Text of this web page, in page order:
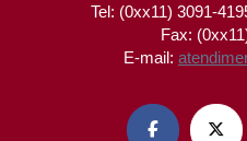
Tel: (0xx11) 3091-
Fax:
E-mail:
 